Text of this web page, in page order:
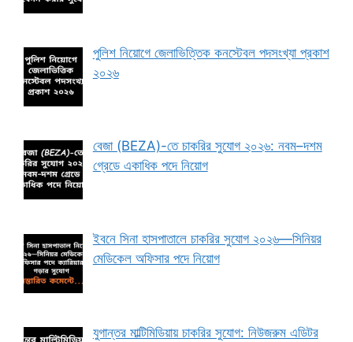
পুলিশ নিয়োগে জেলাভিত্তিক কনস্টেবল পদসংখ্যা প্রকাশ
২০২৬
বেজা (BEZA)-তে চাকরির সুযোগ ২০২৬: নবম–দশম
গ্রেডে একাধিক পদে নিয়োগ
ইবনে সিনা হাসপাতালে চাকরির সুযোগ ২০২৬—সিনিয়র
মেডিকেল অফিসার পদে নিয়োগ
যুগান্তর মাল্টিমিডিয়ায় চাকরির সুযোগ: নিউজরুম এডিটর